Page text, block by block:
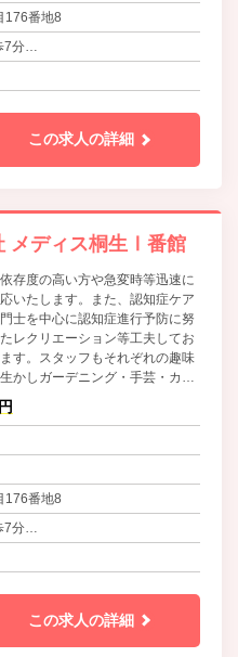
176番地8
7分
徒歩8分
この求人の詳細
メディス桐生Ⅰ番館
存度の高い方や急変時等迅速に
いたします。また、認知症ケア
士を中心に認知症進行予防に努
レクリエーション等工夫してお
す。スタッフもそれぞれの趣味
かしガーデニング・手芸・カラ
ケ等利用者様と一緒に楽しみ、安
て過ごせるように努めておりま
私たちと一緒に元気に努めて頂
方を歓迎します。
176番地8
7分
徒歩8分
この求人の詳細